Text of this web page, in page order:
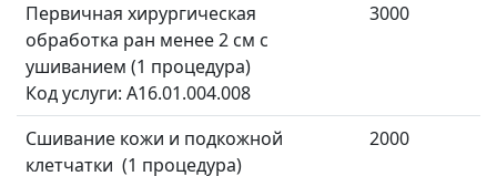
Первичная хирургическая
обработка ран менее 2 см с
ушиванием (1 процедура)
Код услуги: A16.01.004.008
3000
Сшивание кожи и подкожной
клетчатки (1 процедура)
2000